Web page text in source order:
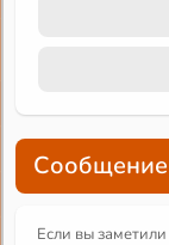
Если вы